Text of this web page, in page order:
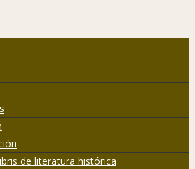
de literatura histórica